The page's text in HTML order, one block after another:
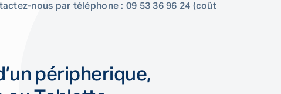
nous par téléphone : 09 53 36 96 24 (coût
péripherique,